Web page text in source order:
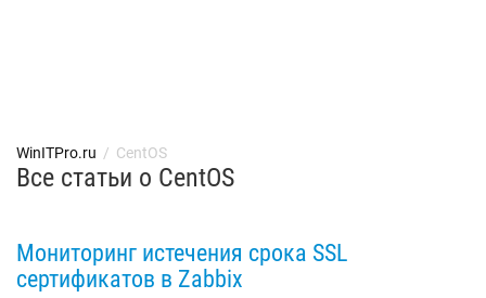
WinITPro.ru / CentOS
Все статьи о CentOS
Мониторинг истечения срока SSL
сертификатов в Zabbix